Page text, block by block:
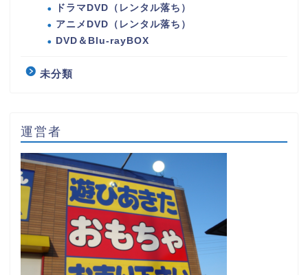
ドラマDVD（レンタル落ち）
アニメDVD（レンタル落ち）
DVD＆Blu-rayBOX
未分類
運営者